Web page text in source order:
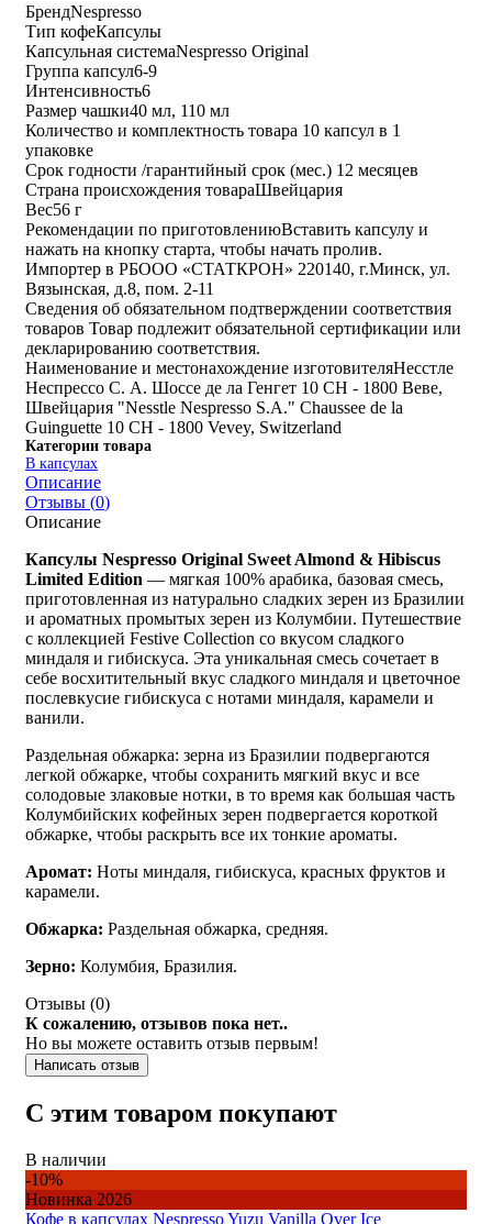
БрендNespresso
Тип кофеКапсулы
Капсульная системаNespresso Original
Группа капсул6-9
Интенсивность6
Размер чашки40 мл, 110 мл
Количество и комплектность товара 10 капсул в 1
упаковке
Срок годности /гарантийный срок (мес.) 12 месяцев
Страна происхождения товараШвейцария
Вес56 г
Рекомендации по приготовлениюВставить капсулу и
нажать на кнопку старта, чтобы начать пролив.
Импортер в РБООО «СТАТКРОН» 220140, г.Минск, ул.
Вязынская, д.8, пом. 2-11
Сведения об обязательном подтверждении соответствия
товаров Товар подлежит обязательной сертификации или
декларированию соответствия.
Наименование и местонахождение изготовителяНесстле
Неспрессо С. А. Шоссе де ла Генгет 10 CH - 1800 Веве,
Швейцария "Nesstle Nespresso S.A." Chaussee de la
Guinguette 10 CH - 1800 Vevey, Switzerland
Категории товара
В капсулах
Описание
Отзывы (0)
Описание
Капсулы Nespresso Original Sweet Almond & Hibiscus
Limited Edition — мягкая 100% арабика, базовая смесь,
приготовленная из натурально сладких зерен из Бразилии
и ароматных промытых зерен из Колумбии. Путешествие
с коллекцией Festive Collection со вкусом сладкого
миндаля и гибискуса. Эта уникальная смесь сочетает в
себе восхитительный вкус сладкого миндаля и цветочное
послевкусие гибискуса с нотами миндаля, карамели и
ванили.
Раздельная обжарка: зерна из Бразилии подвергаются
легкой обжарке, чтобы сохранить мягкий вкус и все
солодовые злаковые нотки, в то время как большая часть
Колумбийских кофейных зерен подвергается короткой
обжарке, чтобы раскрыть все их тонкие ароматы.
Аромат: Ноты миндаля, гибискуса, красных фруктов и
карамели.
Обжарка: Раздельная обжарка, средняя.
Зерно: Колумбия, Бразилия.
Отзывы (0)
К сожалению, отзывов пока нет..
Но вы можете оставить отзыв первым!
Написать отзыв
С этим товаром покупают
В наличии
-10%
Новинка 2026
Кофе в капсулах Nespresso Yuzu Vanilla Over Ice